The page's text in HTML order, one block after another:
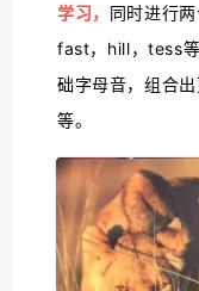
学习， 同时进行
fast，hill，tess
础字母音，组合
等。